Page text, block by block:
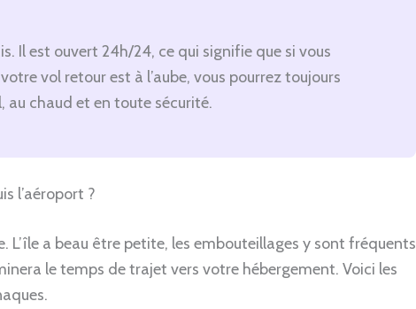
Il est ouvert 24h/24, ce qui signifie que si vous
vol retour est à l’aube, vous pourrez toujours
au chaud et en toute sécurité.
l’aéroport ?
L’île a beau être petite, les embouteillages y sont fréquents
le temps de trajet vers votre hébergement. Voici les